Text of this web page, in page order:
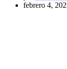
febrero 4,